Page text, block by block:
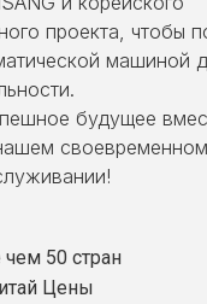
проекта, чтобы
машиной
будущее
50 стран
Цены
Читать далее